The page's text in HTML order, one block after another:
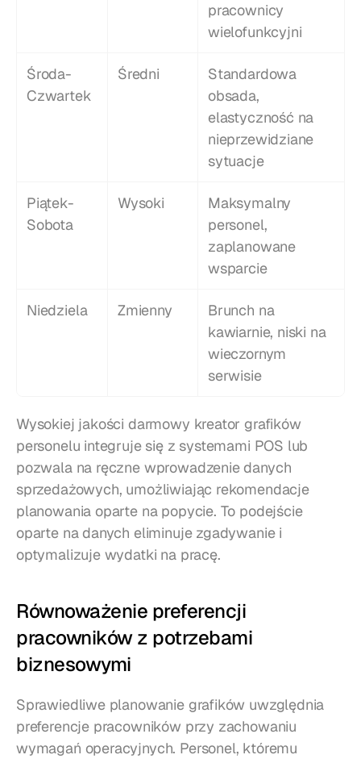
pracownicy
wielofunkcyjni
Środa-
Czwartek
Średni
Standardowa
obsada,
elastyczność na
nieprzewidziane
sytuacje
Piątek-
Sobota
Wysoki
Maksymalny
personel,
zaplanowane
wsparcie
Niedziela Zmienny
Brunch na
kawiarnie, niski na
wieczornym
serwisie
Wysokiej jakości darmowy kreator grafików
personelu integruje się z systemami POS lub
pozwala na ręczne wprowadzenie danych
sprzedażowych, umożliwiając rekomendacje
planowania oparte na popycie. To podejście
oparte na danych eliminuje zgadywanie i
optymalizuje wydatki na pracę.
Równoważenie preferencji
pracowników z potrzebami
biznesowymi
Sprawiedliwe planowanie grafików uwzględnia
preferencje pracowników przy zachowaniu
wymagań operacyjnych. Personel, któremu